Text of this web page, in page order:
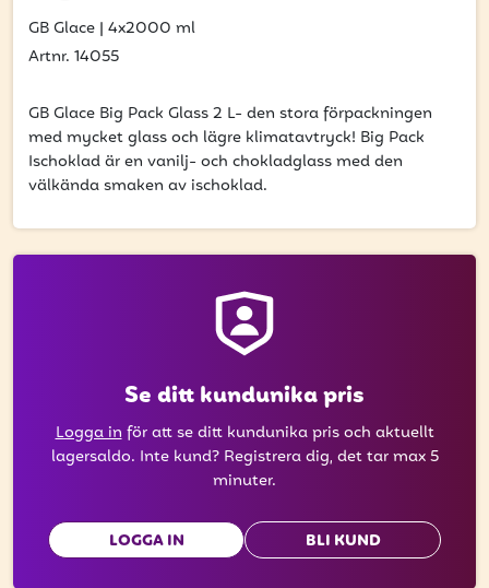
Ange din e-postadress nedan för att ta del av våra nyheter
och erbjudanden.
E-postadress
PRENUMERERA
GB Glace | 4x2000 ml
Artnr. 14055
GB Glace Big Pack Glass 2 L- den stora förpackningen
med mycket glass och lägre klimatavtryck! Big Pack
Ischoklad är en vanilj- och chokladglass med den
välkända smaken av ischoklad.
Se ditt kundunika pris
Logga inför att se ditt kundunika pris och aktuellt
lagersaldo. Inte kund? Registrera dig, det tar max 5
minuter.
LOGGA IN BLI KUND